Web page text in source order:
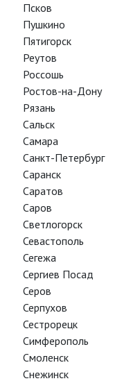
Псков
Пушкино
Пятигорск
Реутов
Россошь
Ростов-на-Дону
Рязань
Сальск
Самара
Санкт-Петербург
Саранск
Саратов
Саров
Светлогорск
Севастополь
Сегежа
Сергиев Посад
Серов
Серпухов
Сестрорецк
Симферополь
Смоленск
Снежинск